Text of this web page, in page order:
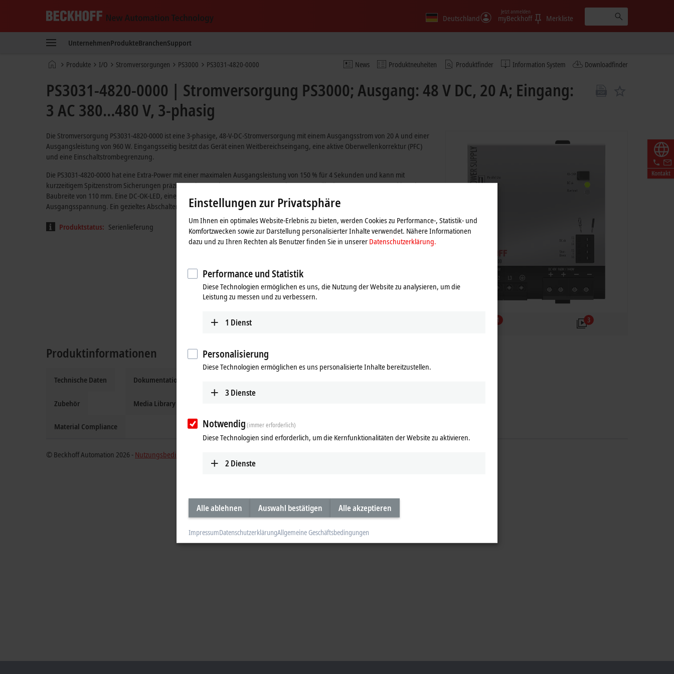
New
Technology
Deutschland myBeckhoff
Jetzt anmelden
Merkliste
UnternehmenProdukteBranchenSupport
News Produktneuheiten Produktfinder Information System Downloadfinder
StartseiteProdukte I/O Stromversorgungen PS3000 PS3031-4820-0000
Kontakt
PS3031-4820-0000 | Stromversorgung PS3000; Ausgang: 48 V DC, 20 A; Eingang:
3 AC 380…480 V, 3-phasig
1 3
Die Stromversorgung PS3031-4820-0000 ist eine 3-phasige, 48-V-DC-Stromversorgung mit einem Ausgangsstrom von 20 A und einer
Ausgangsleistung von 960 W. Eingangsseitig besitzt das Gerät einen Weitbereichseingang, eine aktive Oberwellenkorrektur (PFC)
und eine Einschaltstrombegrenzung.
Die PS3031-4820-0000 hat eine Extra-Power mit einer maximalen Ausgangsleistung von 150 % für 4 Sekunden und kann mit
kurzzeitigem Spitzenstrom Sicherungen präzise auslösen. Die Stromversorgung gehört zur Familie der PS3000-Geräte und hat eine
Baubreite von 110 mm. Eine DC-OK-LED, eine Überlast-LED und ein potenzialfreier Relaiskontakt überwachen den Status der
Ausgangsspannung. Ein gezieltes Abschalten der Ausgangsspannung wird durch einen Shut-Down-Kontakt ermöglicht.
Produktstatus: Serienlieferung
Produktinformationen
Technische Daten
Zubehör
Material Compliance
Dokumentation und Downloads
Media Library
© Beckhoff Automation 2026 - Nutzungsbedingungen
Einstellungen zur Privatsphäre
Um Ihnen ein optimales Website-Erlebnis zu bieten, werden Cookies zu Performance-, Statistik- und
Komfortzwecken sowie zur Darstellung personalisierter Inhalte verwendet. Nähere Informationen
dazu und zu Ihren Rechten als Benutzer finden Sie in unserer Datenschutzerklärung.
Performance und Statistik
Diese Technologien ermöglichen es uns, die Nutzung der Website zu analysieren, um die
Leistung zu messen und zu verbessern.
1 Dienst
Personalisierung
Diese Technologien ermöglichen es uns personalisierte Inhalte bereitzustellen.
3 Dienste
Notwendig(immer erforderlich)
Diese Technologien sind erforderlich, um die Kernfunktionalitäten der Website zu aktivieren.
2 Dienste
Alle ablehnen Auswahl bestätigen Alle akzeptieren
ImpressumDatenschutzerklärungAllgemeine Geschäftsbedingungen